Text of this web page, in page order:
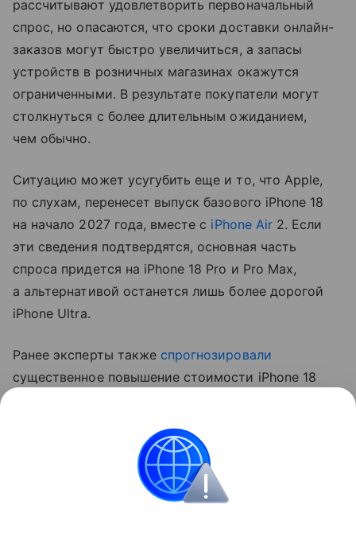
рассчитывают удовлетворить первоначальный
спрос, но опасаются, что сроки доставки онлайн-
заказов могут быстро увеличиться, а запасы
устройств в розничных магазинах окажутся
ограниченными. В результате покупатели могут
столкнуться с более длительным ожиданием,
чем обычно.
Ситуацию может усугубить еще и то, что Apple,
по слухам, перенесет выпуск базового iPhone 18
на начало 2027 года, вместе с iPhone Air2. Если
эти сведения подтвердятся, основная часть
спроса придется на iPhone 18 Pro и Pro Max,
а альтернативой останется лишь более дорогой
iPhone Ultra.
Ранее эксперты также спрогнозировали
существенное повышение стоимости iPhone 18